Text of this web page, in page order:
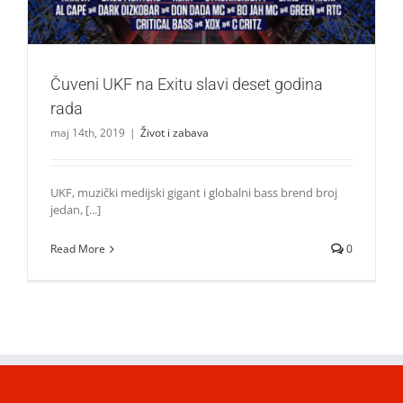
Čuveni UKF na Exitu slavi deset godina
rada
maj 14th, 2019 | Život i zabava
UKF, muzički medijski gigant i globalni bass brend broj
jedan, [...]
Read More 0